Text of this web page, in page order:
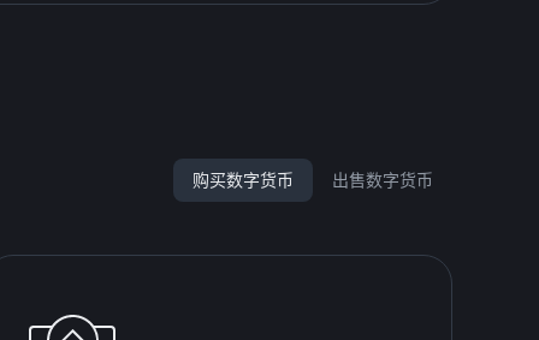
购买数字货币 出售数字货币